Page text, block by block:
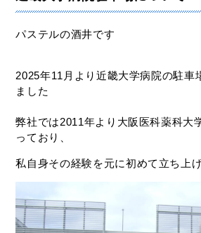
パステルの酒井です
2025年11月より近畿大学病院の駐車
ました
弊社では2011年より大阪医科薬科大
っており、
私自身その経験を元に初めて立ち上